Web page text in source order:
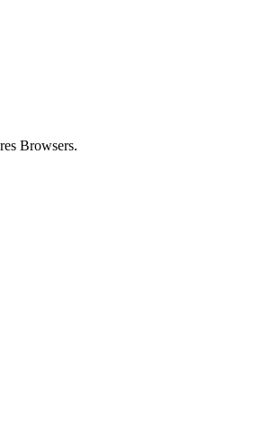
Browsers.